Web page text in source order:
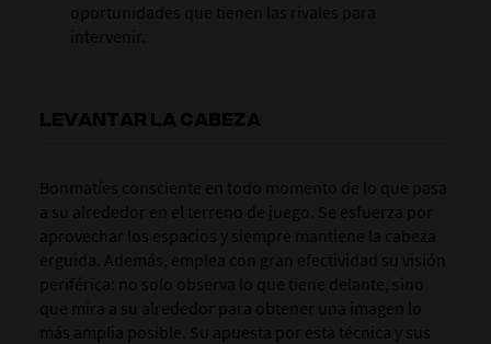
oportunidades que tienen las rivales para
intervenir.
LEVANTAR LA CABEZA
Bonmatí es consciente en todo momento de lo que pasa
a su alrededor en el terreno de juego. Se esfuerza por
aprovechar los espacios y siempre mantiene la cabeza
erguida. Además, emplea con gran efectividad su visión
periférica: no solo observa lo que tiene delante, sino
que mira a su alrededor para obtener una imagen lo
más amplia posible. Su apuesta por esta técnica y sus